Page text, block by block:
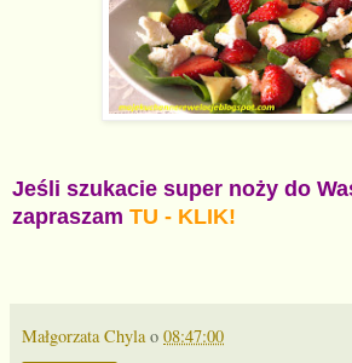
Jeśli szukacie super noży do
zapraszam TU - KLIK!
Małgorzata Chyla o 08:47:00